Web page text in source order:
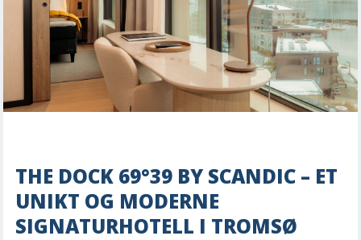
THE DOCK 69°39 BY SCANDIC – ET
UNIKT OG MODERNE
SIGNATURHOTELL I TROMSØ